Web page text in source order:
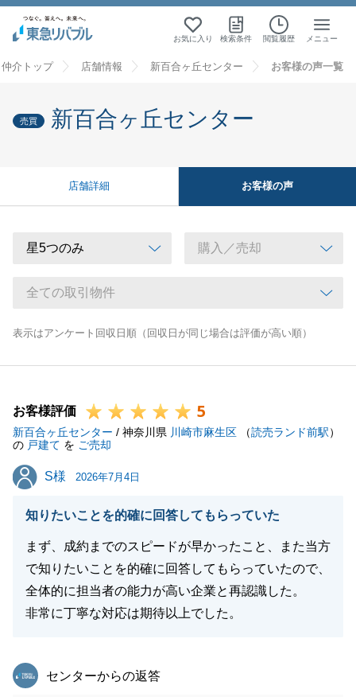
お気に入り 検索条件 閲覧履歴 メニュー
介トップ 店舗情報 新百合ヶ丘センター お客様の声一覧
売買 新百合ヶ丘センター
店舗詳細 お客様の声
表示はアンケート回収日順（回収日が同じ場合は評価が高い順）
お客様評価 5
新百合ヶ丘センター / 神奈川県 川崎市麻生区 （読売ランド前駅）
の 戸建て を ご売却
S様
S様 2026年7月4日
知りたいことを的確に回答してもらっていた
まず、成約までのスピードが早かったこと、また当方
で知りたいことを的確に回答してもらっていたので、
全体的に担当者の能力が高い企業と再認識した。
非常に丁寧な対応は期待以上でした。
東急リバブル
センターからの返答